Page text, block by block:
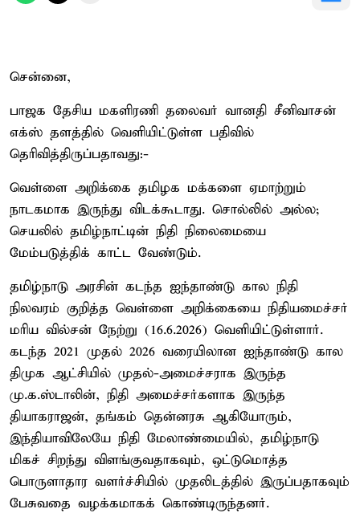
சென்னை,
பாஜக தேசிய மகளிரணி தலைவர் வானதி சீனிவாசன்
எக்ஸ் தளத்தில் வெளியிட்டுள்ள பதிவில்
தெரிவித்திருப்பதாவது:-
வெள்ளை அறிக்கை தமிழக மக்களை ஏமாற்றும்
நாடகமாக இருந்து விடக்கூடாது. சொல்லில் அல்ல;
செயலில் தமிழ்நாட்டின் நிதி நிலைமையை
மேம்படுத்திக் காட்ட வேண்டும்.
தமிழ்நாடு அரசின் கடந்த ஐந்தாண்டு கால நிதி
நிலவரம் குறித்த வெள்ளை அறிக்கையை நிதியமைச்சர்
மரிய வில்சன் நேற்று (16.6.2026) வெளியிட்டுள்ளார்.
கடந்த 2021 முதல் 2026 வரையிலான ஐந்தாண்டு கால
திமுக ஆட்சியில் முதல்-அமைச்சராக இருந்த
மு.க.ஸ்டாலின், நிதி அமைச்சர்களாக இருந்த
தியாகராஜன், தங்கம் தென்னரசு ஆகியோரும்,
இந்தியாவிலேயே நிதி மேலாண்மையில், தமிழ்நாடு
மிகச் சிறந்து விளங்குவதாகவும், ஒட்டுமொத்த
பொருளாதார வளர்ச்சியில் முதலிடத்தில் இருப்பதாகவும்
பேசுவதை வழக்கமாகக் கொண்டிருந்தனர்.